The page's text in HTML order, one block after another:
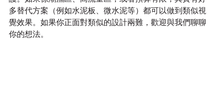
多替代方案（例如水泥板、微水泥等）都可以做到類似視
覺效果。如果你正面對類似的設計兩難，歡迎與我們聊聊
你的想法。